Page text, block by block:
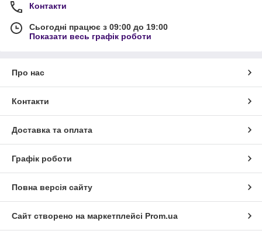
Контакти
Сьогодні працює з 09:00 до 19:00
Показати весь графік роботи
Про нас
Контакти
Доставка та оплата
Графік роботи
Повна версія сайту
Сайт створено на маркетплейсі Prom.ua